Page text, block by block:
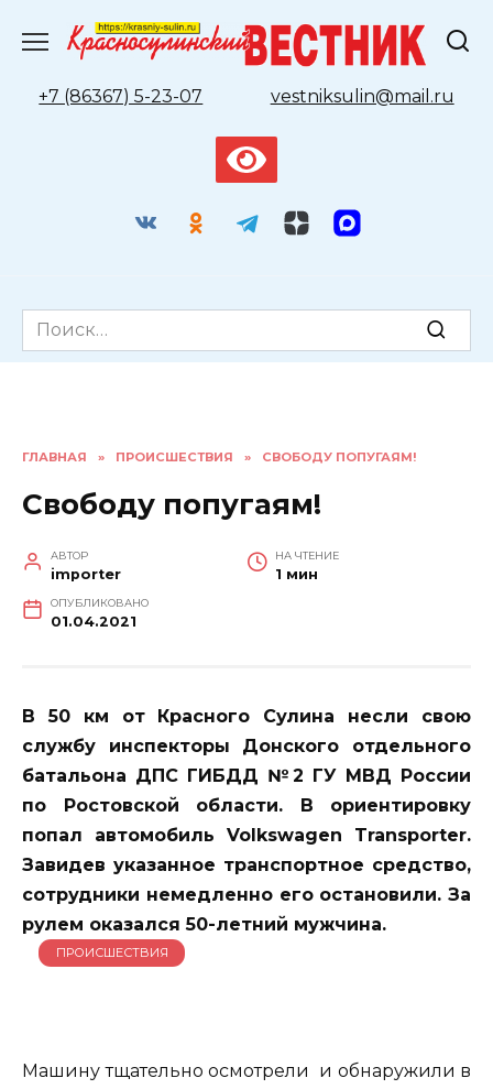
содержанию
+7 (86367) 5-23-07
vestniksulin@mail.ru
Search
for:
ГЛАВНАЯ » ПРОИСШЕСТВИЯ » СВОБОДУ ПОПУГАЯМ!
Свободу попугаям!
АВТОР
importer
НА ЧТЕНИЕ
1 мин
ОПУБЛИКОВАНО
01.04.2021
В 50 км от Красного Сулина несли свою
службу инспекторы Донского отдельного
батальона ДПС ГИБДД №2 ГУ МВД России
по Ростовской области. В ориентировку
попал автомобиль Volkswagen Transporter.
Завидев указанное транспортное средство,
сотрудники немедленно его остановили. За
рулем оказался 50-летний мужчина.
ПРОИСШЕСТВИЯ
Машину тщательно осмотрели и обнаружили в